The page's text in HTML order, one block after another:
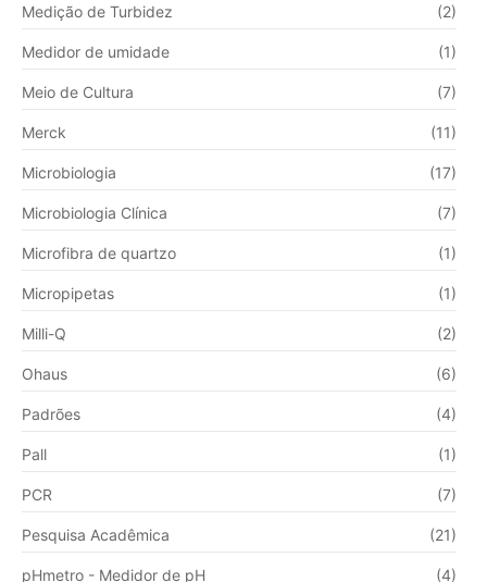
Medição de Turbidez (2)
Medidor de umidade (1)
Meio de Cultura (7)
Merck (11)
Microbiologia (17)
Microbiologia Clínica (7)
Microfibra de quartzo (1)
Micropipetas (1)
Milli-Q (2)
Ohaus (6)
Padrões (4)
Pall (1)
PCR (7)
Pesquisa Acadêmica (21)
pHmetro - Medidor de pH (4)